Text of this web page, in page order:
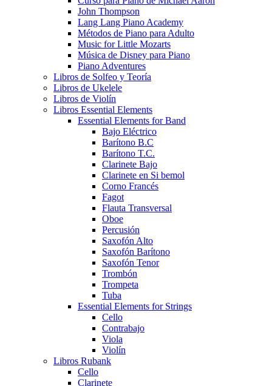
John Thompson
Lang Lang Piano Academy
Métodos de Piano para Adulto
Music for Little Mozarts
Música de Disney para Piano
Piano Adventures
Libros de Solfeo y Teoría
Libros de Ukelele
Libros de Violín
Libros Essential Elements
Essential Elements for Band
Bajo Eléctrico
Barítono B.C
Barítono T.C.
Clarinete Bajo
Clarinete en Si bemol
Corno Francés
Fagot
Flauta Transversal
Oboe
Percusión
Saxofón Alto
Saxofón Barítono
Saxofón Tenor
Trombón
Trompeta
Tuba
Essential Elements for Strings
Cello
Contrabajo
Viola
Violín
Libros Rubank
Cello
Clarinete